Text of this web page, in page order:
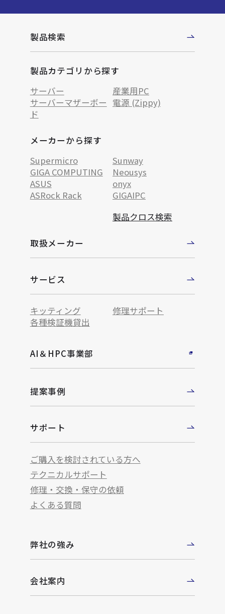
製品検索
製品カテゴリから探す
サーバー
産業用PC
サーバーマザーボー
ド
電源 (Zippy)
メーカーから探す
Supermicro
Sunway
GIGA COMPUTING
Neousys
ASUS
onyx
ASRock Rack
GIGAIPC
製品クロス検索
取扱メーカー
サービス
キッティング
修理サポート
各種検証機貸出
AI＆HPC事業部
提案事例
サポート
ご購入を検討されている方へ
テクニカルサポート
修理・交換・保守の依頼
よくある質問
弊社の強み
会社案内